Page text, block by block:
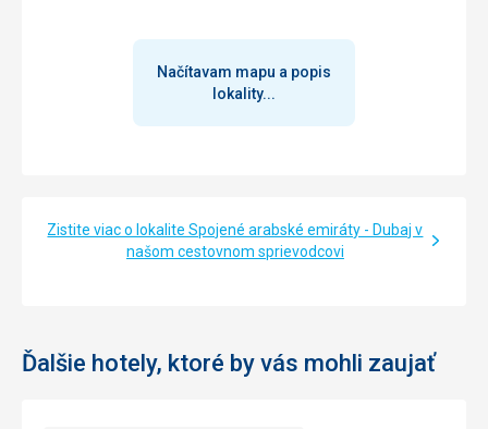
Načítavam mapu a popis
lokality...
Zistite viac o lokalite Spojené arabské emiráty - Dubaj v
našom cestovnom sprievodcovi
Ďalšie hotely, ktoré by vás mohli zaujať